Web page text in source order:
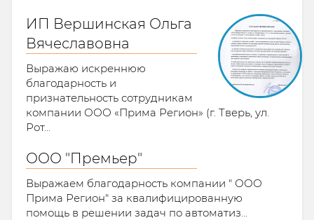
ИП Вершинская Ольга
Вячеславовна
Выражаю искреннюю
благодарность и
признательность сотрудникам
компании ООО «Прима Регион» (г. Тверь, ул.
Рот...
ООО "Премьер"
Выражаем благодарность компании " ООО
Прима Регион" за квалифицированную
помощь в решении задач по автоматиз...